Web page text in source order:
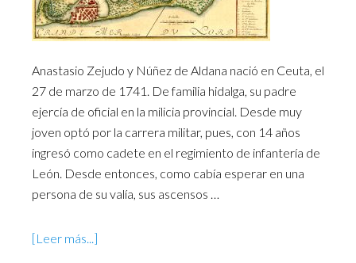
Anastasio Zejudo y Núñez de Aldana nació en Ceuta, el
27 de marzo de 1741. De familia hidalga, su padre
ejercía de oficial en la milicia provincial. Desde muy
joven optó por la carrera militar, pues, con 14 años
ingresó como cadete en el regimiento de infantería de
León. Desde entonces, como cabía esperar en una
persona de su valía, sus ascensos …
[Leer más...]